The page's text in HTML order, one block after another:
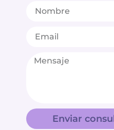
Enviar